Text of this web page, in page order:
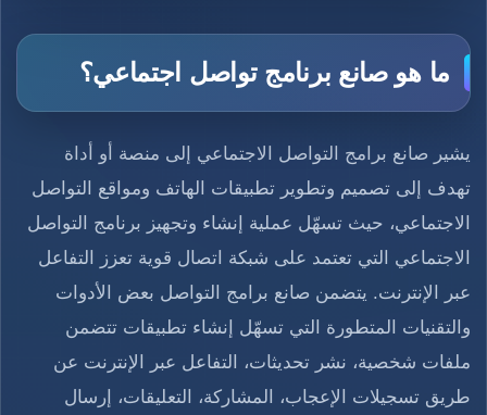
ما هو صانع برنامج تواصل اجتماعي؟
يشير صانع برامج التواصل الاجتماعي إلى منصة أو أداة
تهدف إلى تصميم وتطوير تطبيقات الهاتف ومواقع التواصل
الاجتماعي، حيث تسهّل عملية إنشاء وتجهيز برنامج التواصل
الاجتماعي التي تعتمد على شبكة اتصال قوية تعزز التفاعل
عبر الإنترنت. يتضمن صانع برامج التواصل بعض الأدوات
والتقنيات المتطورة التي تسهّل إنشاء تطبيقات تتضمن
ملفات شخصية، نشر تحديثات، التفاعل عبر الإنترنت عن
طريق تسجيلات الإعجاب، المشاركة، التعليقات، إرسال